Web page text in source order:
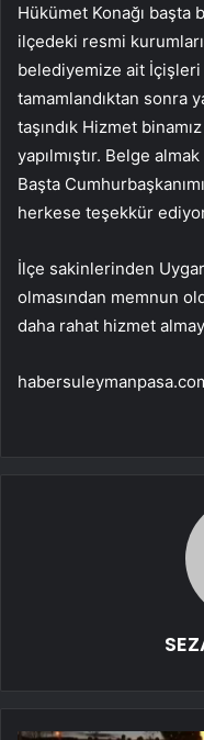
Hükümet Konağı
ilçedeki resmi kurumları
belediyemize ait İçişleri
tamamlandıktan sonra
taşındık Hizmet
yapılmıştır. Belge
Başta
herkese teşekkür
İlçe sakinlerinden
olmasından memnun
daha rahat hizmet